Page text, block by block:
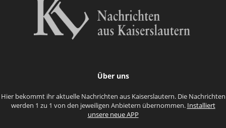
Über uns
Hier bekommt ihr aktuelle Nachrichten aus Kaiserslautern. Die Nachrichten
werden 1 zu 1 von den jeweiligen Anbietern übernommen. Installiert
unsere neue APP